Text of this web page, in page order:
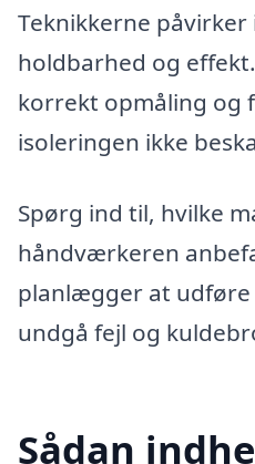
Teknikkerne påvirker
holdbarhed og
korrekt opmåling og
isoleringen ikke
Spørg ind til, hvilke
håndværkeren
planlægger at
undgå fejl og
Sådan